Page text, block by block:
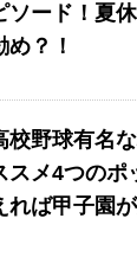
ソード！夏
め？！
校野球有名
スメ4つのポ
れば甲子園